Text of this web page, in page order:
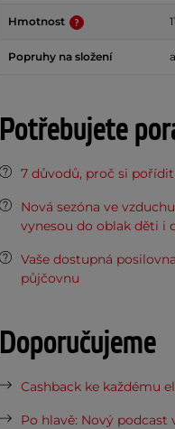
Hmotnost
Popruhy na složení
Potřebujete
7 důvodů, proč si
Nová sezóna ve
vynesou do oblak děti i
Vaše dostupná
půjčovnu
Doporučujeme
Cashback ke každému
Po hlavě: Nový